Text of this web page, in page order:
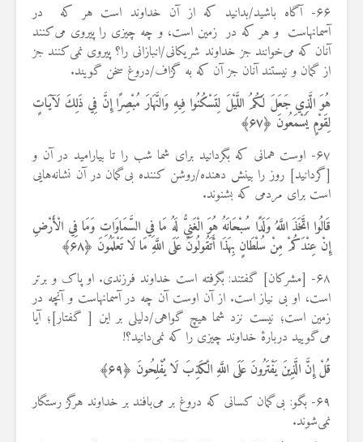
۶۶- آگاه باشید/بدانید که از آن خداوند است هر که در
آسمانهاست و هر که در زمین است، و چه چیزی را پیروی می‌کنند
آنان که می‌خوانند جز خداوند شریکانی/انبازانی را؟ پیروی نمی‌کنند جز
از گمان و نیستند آنان جز آن که به گزاف/دروغ سخن گویند.
هُوَ الَّذِي جَعَلَ لَكُمُ اللَّيْلَ لِتَسْكُنُوا فِيهِ وَالنَّهَارَ مُبْصِرًا إِنَّ فِي ذَلِكَ لَآيَاتٍ
لِقَوْمٍ يَسْمَعُونَ ﴿۶۷﴾
۶۷- اوست همانی که بگردانید برای شما شب را تا بیارامید در آن و
[گردانید] روز را بینش دهنده/روشن کننده بی‌گمان در آن نشانه‌هایی
است برای مردمی که بشنوند.
قَالُوا اتَّخَذَ اللَّهُ وَلَدًا سُبْحَانَهُ هُوَ الْغَنِيُّ لَهُ مَا فِي السَّمَاوَاتِ وَمَا فِي الْأَرْضِ
إِنْ عِنْدَكُمْ مِنْ سُلْطَانٍ بِهَذَا أَتَقُولُونَ عَلَى اللَّهِ مَا لَا تَعْلَمُونَ ﴿۶۸﴾
۶۸- [مشرکان] گفتند: بگرفته است خداوند فرزندی. او پاک و برتر
است، او بی نیاز است. از آن اوست آن چه در آسمانهاست و آنچه در
زمین است؛ نیست نزد شما هیچ گواهی/دلیلی بر این [ گفتار]؛ آیا
می‌گویید دربارهٔ خداوند چیزی را که نمی‌دانید؟!
قُلْ إِنَّ الَّذِينَ يَفْتَرُونَ عَلَى اللَّهِ الْكَذِبَ لَا يُفْلِحُونَ ﴿۶۹﴾
۶۹- بگو: بی‌گمان کسانی که دروغ بر می‌بافند بر خداوند هرگز رستگار
نمی‌شوند.